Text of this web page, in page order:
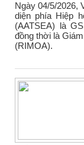
Ngày 04/5/2026,
diện phía Hiệp
(AATSEA) là
đồng thời là
(RIMOA).